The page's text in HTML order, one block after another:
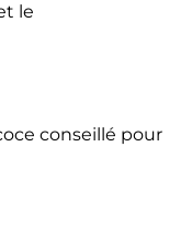
le
conseillé pour